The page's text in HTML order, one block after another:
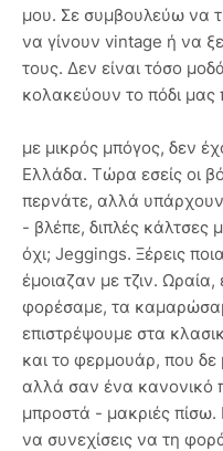
μου. Σε συμβουλεύω να
να γίνουν vintage ή να
τους. Δεν είναι τόσο
κολακεύουν το πόδι μας
με μικρός μπόγος, δεν
Ελλάδα. Τώρα εσείς οι
περνάτε, αλλά υπάρχουν
- βλέπε, διπλές κάλτσες
όχι; Jeggings. Ξέρεις
έμοιαζαν με τζιν.
φορέσαμε, τα
επιστρέψουμε στα
και το φερμουάρ, που
αλλά σαν ένα κανονικό
μπροστά - μακριές πίσω.
να συνεχίσεις να τη